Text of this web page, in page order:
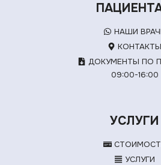
НАШИ
КОНТАКТЫ
ДОКУМЕНТЫ ПО
09:00-16:00
УСЛУГИ
УСЛУГИ